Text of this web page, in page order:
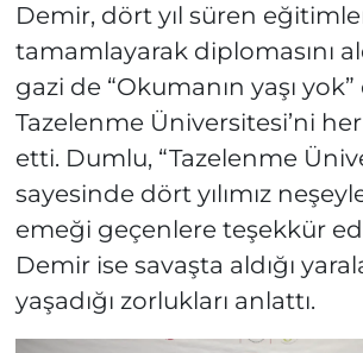
Demir, dört yıl süren
tamamlayarak diplomasını
gazi de “Okumanın yaşı
Tazelenme Üniversitesi’ni
etti. Dumlu, “Tazelenme
sayesinde dört yılımız
emeği geçenlere teşekkür
Demir ise savaşta aldığı
yaşadığı zorlukları anlattı.